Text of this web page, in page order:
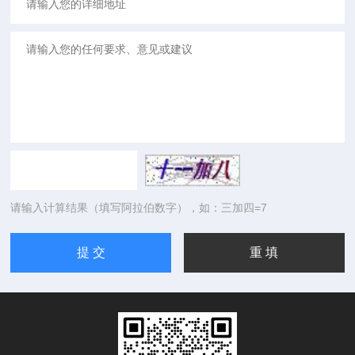
请输入计算结果（填写阿拉伯数字），如：三加四=7